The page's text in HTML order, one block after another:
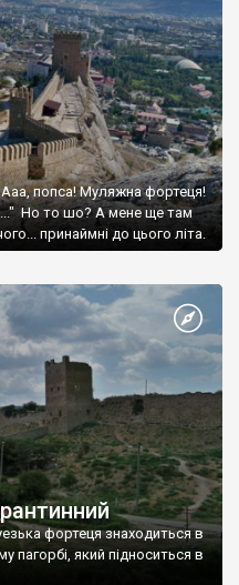
попса! Муляжна фортеця!
Но то шо? А мене ще там
принаймні до цього літа.
фортеця знаходиться в
пагорбі, який підноситься в